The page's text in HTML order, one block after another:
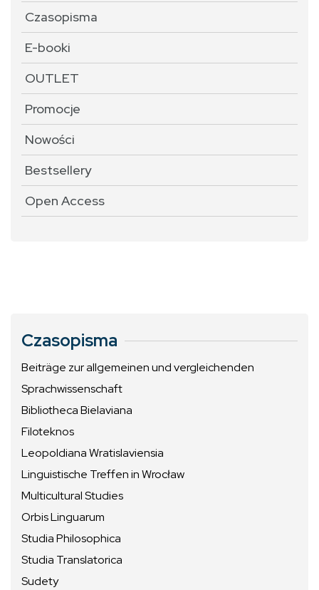
Czasopisma
E-booki
OUTLET
Promocje
Nowości
Bestsellery
Open Access
Czasopisma
Beiträge zur allgemeinen und vergleichenden
Sprachwissenschaft
Bibliotheca Bielaviana
Filoteknos
Leopoldiana Wratislaviensia
Linguistische Treffen in Wrocław
Multicultural Studies
Orbis Linguarum
Studia Philosophica
Studia Translatorica
Sudety